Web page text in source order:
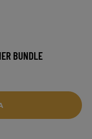
BUNDLE